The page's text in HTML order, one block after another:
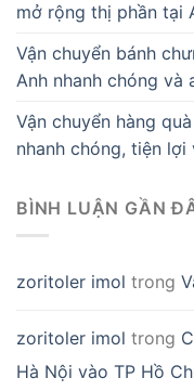
mở rộng thị phần tại
Vận chuyển bánh
Anh nhanh chóng và
Vận chuyển hàng
nhanh chóng, tiện lợi
BÌNH LUẬN GẦN
zoritoler imol trong
zoritoler imol trong
Hà Nội vào TP Hồ